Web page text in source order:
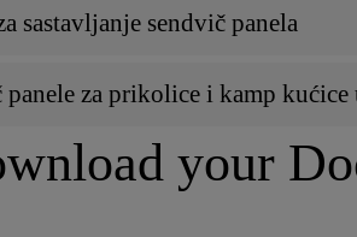
sastavljanje sendvič panela
panele za prikolice i kamp
your